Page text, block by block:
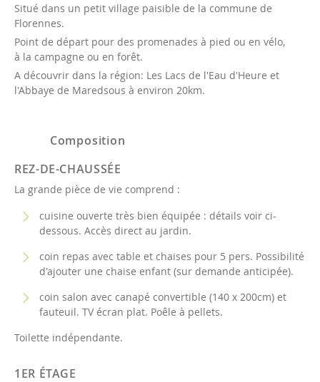
Situé dans un petit village paisible de la commune de
Florennes.
Point de départ pour des promenades à pied ou en vélo,
à la campagne ou en forêt.
A découvrir dans la région: Les Lacs de l'Eau d'Heure et
l'Abbaye de Maredsous à environ 20km.
Composition
REZ-DE-CHAUSSÉE
La grande pièce de vie comprend :
cuisine ouverte très bien équipée : détails voir ci-
dessous. Accès direct au jardin.
coin repas avec table et chaises pour 5 pers. Possibilité
d'ajouter une chaise enfant (sur demande anticipée).
coin salon avec canapé convertible (140 x 200cm) et
fauteuil. TV écran plat. Poêle à pellets.
Toilette indépendante.
1ER ÉTAGE